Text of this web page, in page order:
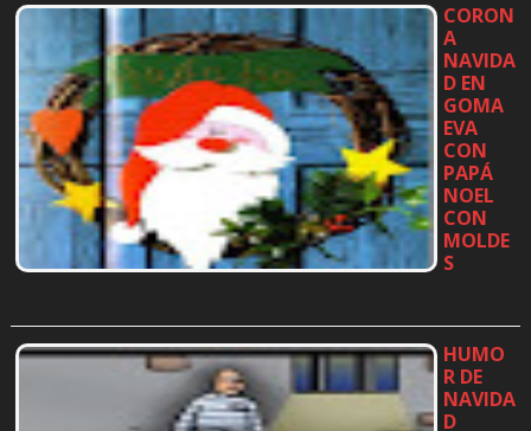
CORON
A
NAVIDA
D EN
GOMA
EVA
CON
PAPÁ
NOEL
CON
MOLDE
S
HUMO
R DE
NAVIDA
D